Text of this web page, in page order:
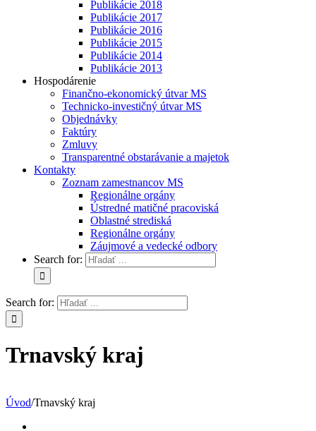
Publikácie 2018
Publikácie 2017
Publikácie 2016
Publikácie 2015
Publikácie 2014
Publikácie 2013
Hospodárenie
Finančno-ekonomický útvar MS
Technicko-investičný útvar MS
Objednávky
Faktúry
Zmluvy
Transparentné obstarávanie a majetok
Kontakty
Zoznam zamestnancov MS
Regionálne orgány
Ústredné matičné pracoviská
Oblastné strediská
Regionálne orgány
Záujmové a vedecké odbory
Search for:
Search for:
Trnavský kraj
Úvod/Trnavský kraj